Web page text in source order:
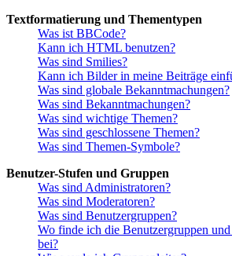
Textformatierung und Thementypen
Was ist BBCode?
Kann ich HTML benutzen?
Was sind Smilies?
Kann ich Bilder in meine Beiträge
Was sind globale Bekanntmachungen?
Was sind Bekanntmachungen?
Was sind wichtige Themen?
Was sind geschlossene Themen?
Was sind Themen-Symbole?
Benutzer-Stufen und Gruppen
Was sind Administratoren?
Was sind Moderatoren?
Was sind Benutzergruppen?
Wo finde ich die Benutzergruppen
bei?